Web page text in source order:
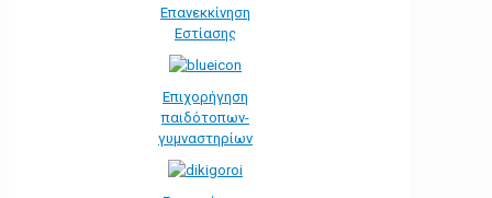
Επανεκκίνηση
Εστίασης
Επιχορήγηση
παιδότοπων-
γυμναστηρίων